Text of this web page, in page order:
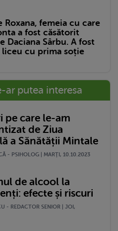
Roxana, femeia cu care
a fost căsătorit
Daciana Sârbu. A fost
cu prima soție
ar putea interesa
pe care le-am
de Ziua
a Sănătății Mintale
- PSIHOLOG | MARŢI, 10.10.2023
de alcool la
efecte și riscuri
- REDACTOR SENIOR | JOI,